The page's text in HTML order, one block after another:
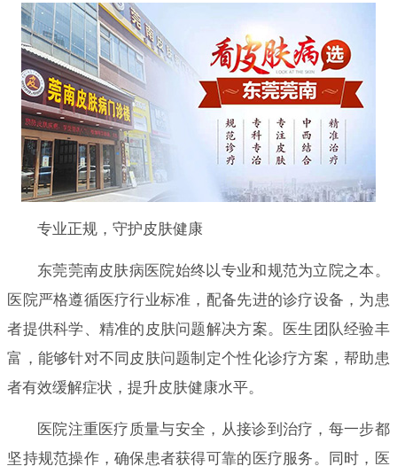
专业正规，守护皮肤健康
东莞莞南皮肤病医院始终以专业和规范为立院之本。
医院严格遵循医疗行业标准，配备先进的诊疗设备，为患
者提供科学、精准的皮肤问题解决方案。医生团队经验丰
富，能够针对不同皮肤问题制定个性化诊疗方案，帮助患
者有效缓解症状，提升皮肤健康水平。
医院注重医疗质量与安全，从接诊到治疗，每一步都
坚持规范操作，确保患者获得可靠的医疗服务。同时，医